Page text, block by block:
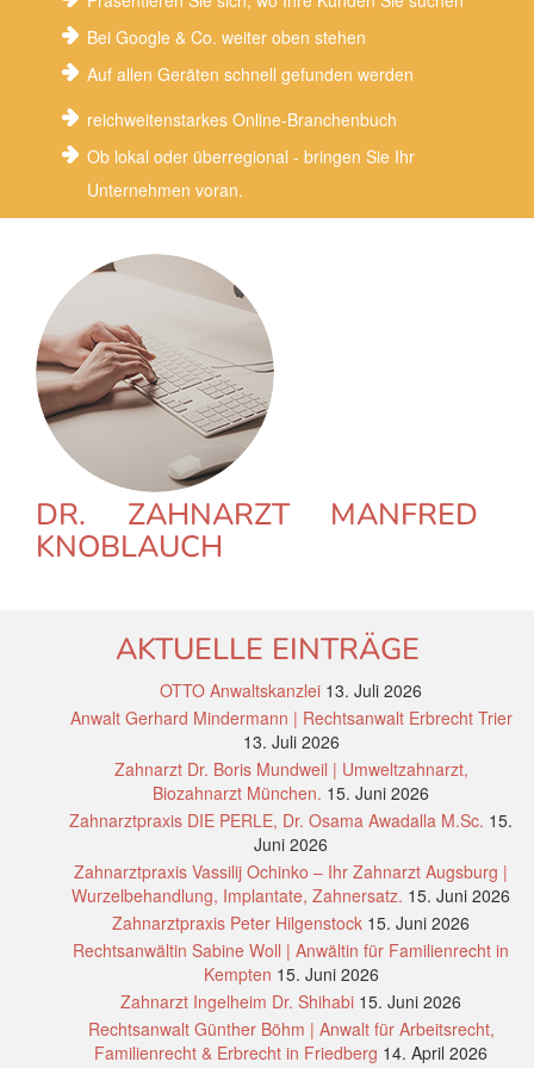
Bei Google & Co. weiter oben stehen
Auf allen Geräten schnell gefunden werden
reichweitenstarkes Online-Branchenbuch
Ob lokal oder überregional - bringen Sie Ihr
Unternehmen voran.
DR. ZAHNARZT MANFRED
KNOBLAUCH
AKTUELLE EINTRÄGE
OTTO Anwaltskanzlei 13. Juli 2026
Anwalt Gerhard Mindermann | Rechtsanwalt Erbrecht Trier
13. Juli 2026
Zahnarzt Dr. Boris Mundweil | Umweltzahnarzt,
Biozahnarzt München. 15. Juni 2026
Zahnarztpraxis DIE PERLE, Dr. Osama Awadalla M.Sc. 15.
Juni 2026
Zahnarztpraxis Vassilij Ochinko – Ihr Zahnarzt Augsburg |
Wurzelbehandlung, Implantate, Zahnersatz. 15. Juni 2026
Zahnarztpraxis Peter Hilgenstock 15. Juni 2026
Rechtsanwältin Sabine Woll | Anwältin für Familienrecht in
Kempten 15. Juni 2026
Zahnarzt Ingelheim Dr. Shihabi 15. Juni 2026
Rechtsanwalt Günther Böhm | Anwalt für Arbeitsrecht,
Familienrecht & Erbrecht in Friedberg 14. April 2026